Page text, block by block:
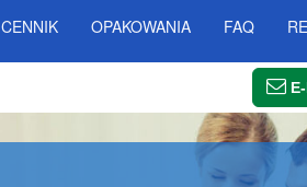
CENNIK OPAKOWANIA FAQ